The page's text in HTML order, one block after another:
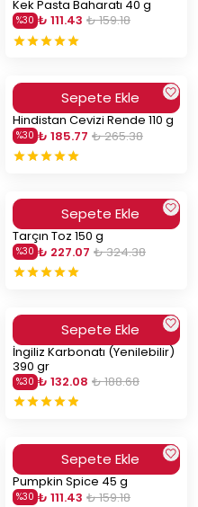
Kek Pasta Baharatı 40 g
%30 ₺ 111.43 ₺ 159.18
Sepete Ekle
Hindistan Cevizi Rende 110 g
%30 ₺ 185.77 ₺ 265.38
Sepete Ekle
Tarçın Toz 150 g
%30 ₺ 227.07 ₺ 324.38
Sepete Ekle
İngiliz Karbonatı (Yenilebilir)
390 gr
%30 ₺ 132.08 ₺ 188.68
Sepete Ekle
Pumpkin Spice 45 g
%30 ₺ 111.43 ₺ 159.18